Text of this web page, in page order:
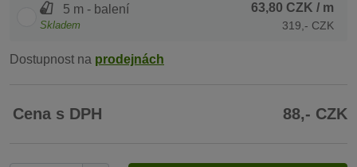
5 m - balení
Skladem
63,80 CZK / m
319,- CZK
Dostupnost na prodejnách
Cena s DPH 88,- CZK